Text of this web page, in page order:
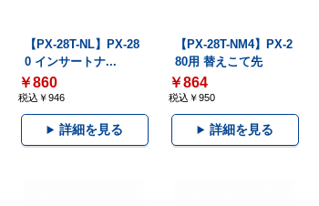
【PX-28T-NL】PX-28
0 インサートナ...
￥860
税込￥946
詳細を見る
【PX-28T-NM4】PX-2
80用 替えこて先
￥864
税込￥950
詳細を見る